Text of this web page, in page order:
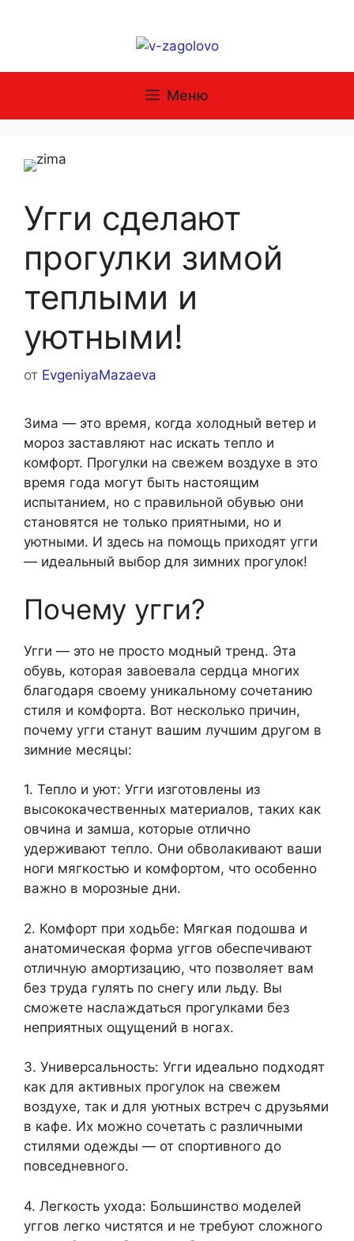
Меню
Угги сделают
прогулки зимой
теплыми и
уютными!
от EvgeniyaMazaeva
Зима — это время, когда холодный ветер и
мороз заставляют нас искать тепло и
комфорт. Прогулки на свежем воздухе в это
время года могут быть настоящим
испытанием, но с правильной обувью они
становятся не только приятными, но и
уютными. И здесь на помощь приходят угги
— идеальный выбор для зимних прогулок!
Почему угги?
Угги — это не просто модный тренд. Эта
обувь, которая завоевала сердца многих
благодаря своему уникальному сочетанию
стиля и комфорта. Вот несколько причин,
почему угги станут вашим лучшим другом в
зимние месяцы:
1. Тепло и уют: Угги изготовлены из
высококачественных материалов, таких как
овчина и замша, которые отлично
удерживают тепло. Они обволакивают ваши
ноги мягкостью и комфортом, что особенно
важно в морозные дни.
2. Комфорт при ходьбе: Мягкая подошва и
анатомическая форма уггов обеспечивают
отличную амортизацию, что позволяет вам
без труда гулять по снегу или льду. Вы
сможете наслаждаться прогулками без
неприятных ощущений в ногах.
3. Универсальность: Угги идеально подходят
как для активных прогулок на свежем
воздухе, так и для уютных встреч с друзьями
в кафе. Их можно сочетать с различными
стилями одежды — от спортивного до
повседневного.
4. Легкость ухода: Большинство моделей
уггов легко чистятся и не требуют сложного